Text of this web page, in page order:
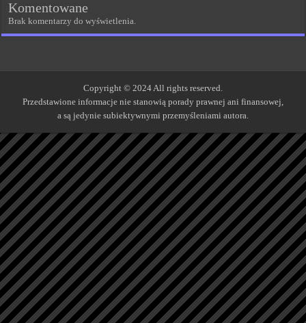
Komentowane
Brak komentarzy do wyświetlenia.
Copyright © 2024 All rights reserved.
Przedstawione informacje nie stanowią porady prawnej ani finansowej,
a są jedynie subiektywnymi przemyśleniami autora.